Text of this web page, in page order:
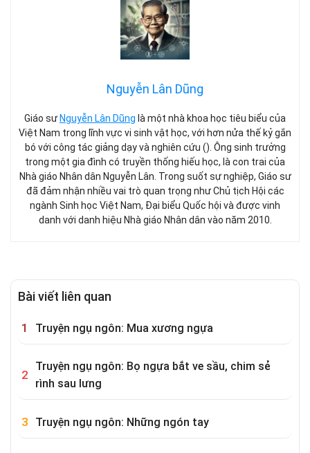
Nguyễn Lân Dũng
Giáo sưNguyễn Lân Dũng là một nhà khoa học tiêu biểu của
Việt Nam trong lĩnh vực vi sinh vật học, với hơn nửa thế kỷ gắn
bó với công tác giảng dạy và nghiên cứu (). Ông sinh trưởng
trong một gia đình có truyền thống hiếu học, là con trai của
Nhà giáo Nhân dân Nguyễn Lân. Trong suốt sự nghiệp, Giáo sư
đã đảm nhận nhiều vai trò quan trọng như Chủ tịch Hội các
ngành Sinh học Việt Nam, Đại biểu Quốc hội và được vinh
danh với danh hiệu Nhà giáo Nhân dân vào năm 2010.
Bài viết liên quan
Truyện ngụ ngôn: Mua xương ngựa
Truyện ngụ ngôn: Bọ ngựa bắt ve sầu, chim sẻ
rình sau lưng
Truyện ngụ ngôn: Những ngón tay